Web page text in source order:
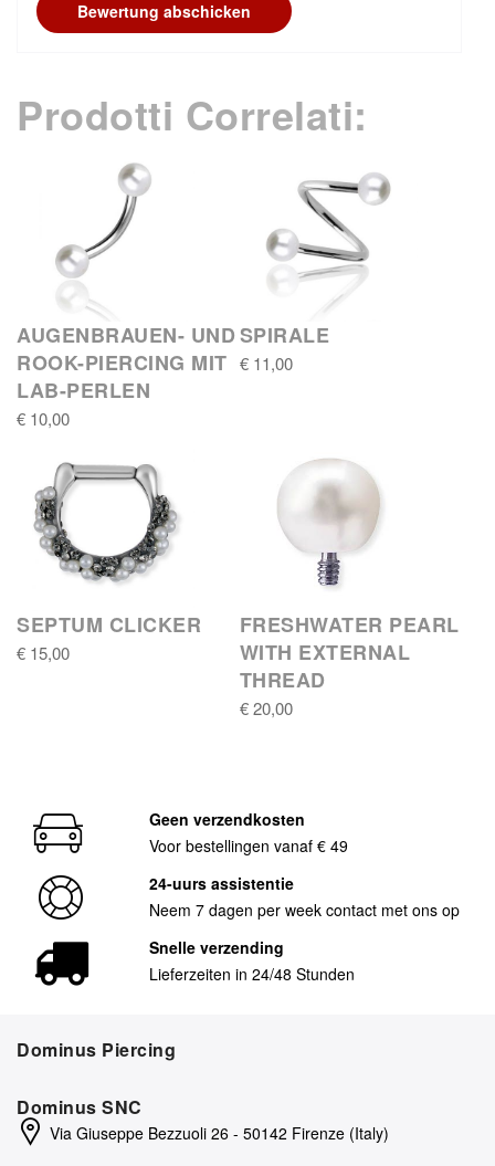
Bewertung abschicken
Prodotti Correlati:
AUGENBRAUEN- UND
ROOK-PIERCING MIT
LAB-PERLEN
€ 10,00
SPIRALE
€ 11,00
SEPTUM CLICKER
€ 15,00
FRESHWATER PEARL
WITH EXTERNAL
THREAD
€ 20,00
Geen verzendkosten
Voor bestellingen vanaf € 49
24-uurs assistentie
Neem 7 dagen per week contact met ons op
Snelle verzending
Lieferzeiten in 24/48 Stunden
Dominus Piercing
Dominus SNC
Via Giuseppe Bezzuoli 26 - 50142 Firenze (Italy)